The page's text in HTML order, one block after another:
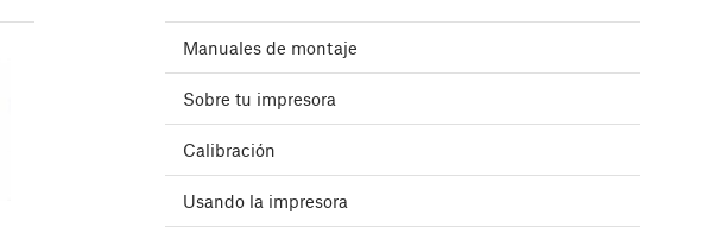
Manuales de montaje
Sobre tu impresora
Calibración
Usando la impresora